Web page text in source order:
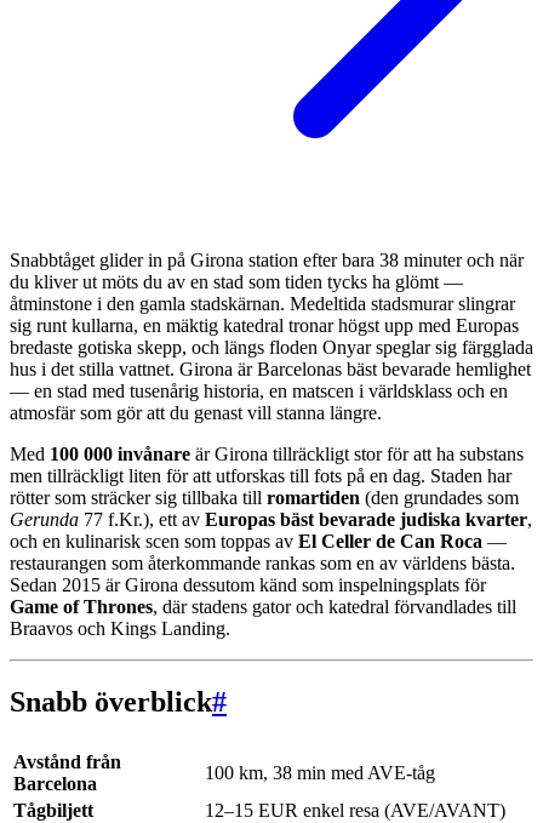
Snabbtåget glider in på Girona station efter bara 38 minuter och när
du kliver ut möts du av en stad som tiden tycks ha glömt —
åtminstone i den gamla stadskärnan. Medeltida stadsmurar slingrar
sig runt kullarna, en mäktig katedral tronar högst upp med Europas
bredaste gotiska skepp, och längs floden Onyar speglar sig färgglada
hus i det stilla vattnet. Girona är Barcelonas bäst bevarade hemlighet
— en stad med tusenårig historia, en matscen i världsklass och en
atmosfär som gör att du genast vill stanna längre.
Med 100 000 invånare är Girona tillräckligt stor för att ha substans
men tillräckligt liten för att utforskas till fots på en dag. Staden har
rötter som sträcker sig tillbaka till romartiden (den grundades som
Gerunda 77 f.Kr.), ett av Europas bäst bevarade judiska kvarter,
och en kulinarisk scen som toppas av El Celler de Can Roca —
restaurangen som återkommande rankas som en av världens bästa.
Sedan 2015 är Girona dessutom känd som inspelningsplats för
Game of Thrones, där stadens gator och katedral förvandlades till
Braavos och Kings Landing.
Snabb överblick#
Avstånd från
Barcelona
100 km, 38 min med AVE-tåg
Tågbiljett
12–15 EUR enkel resa (AVE/AVANT)